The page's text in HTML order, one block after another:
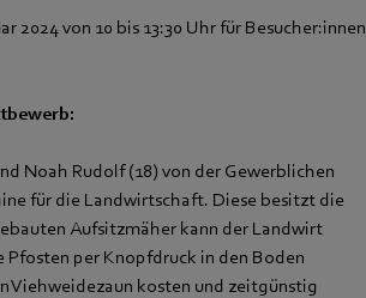
von 10 bis 13:30 Uhr für Besucher:innen
Noah Rudolf (18) von der Gewerblichen
für die Landwirtschaft. Diese besitzt die
Aufsitzmäher kann der Landwirt
Pfosten per Knopfdruck in den Boden
Viehweidezaun kosten und zeitgünstig